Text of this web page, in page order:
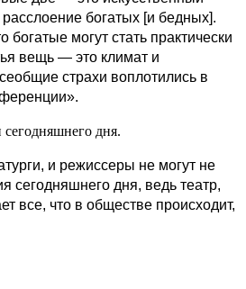
богатых [и бедных].
богатые могут стать практически
вещь — это климат и
страхи воплотились в
дня.
и режиссеры не могут не
сегодняшнего дня, ведь театр,
все, что в обществе происходит,